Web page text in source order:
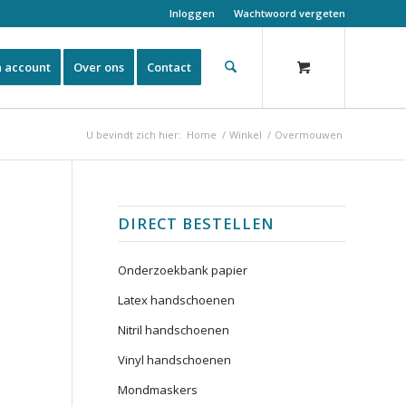
Inloggen Wachtwoord vergeten
account Over ons Contact
U bevindt zich hier: Home / Winkel / Overmouwen
DIRECT BESTELLEN
Onderzoekbank papier
Latex handschoenen
Nitril handschoenen
Vinyl handschoenen
Mondmaskers